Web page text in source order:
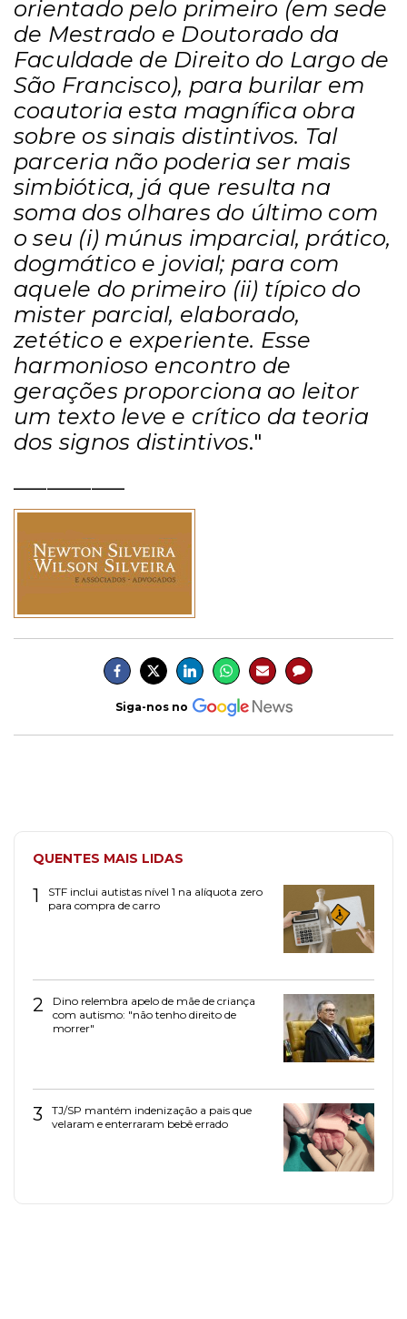
orientado pelo primeiro (em sede
de Mestrado e Doutorado da
Faculdade de Direito do Largo de
São Francisco), para burilar em
coautoria esta magnífica obra
sobre os sinais distintivos. Tal
parceria não poderia ser mais
simbiótica, já que resulta na
soma dos olhares do último com
o seu (i) múnus imparcial, prático,
dogmático e jovial; para com
aquele do primeiro (ii) típico do
mister parcial, elaborado,
zetético e experiente. Esse
harmonioso encontro de
gerações proporciona ao leitor
um texto leve e crítico da teoria
dos signos distintivos."
Siga-nos no
QUENTES MAIS LIDAS
1
STF inclui autistas nível 1 na alíquota zero
para compra de carro
2
Dino relembra apelo de mãe de criança
com autismo: "não tenho direito de
morrer"
3
TJ/SP mantém indenização a pais que
velaram e enterraram bebê errado